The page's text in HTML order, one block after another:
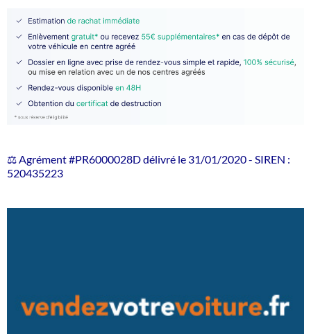
⚖️ Agrément #PR6000028D délivré le 31/01/2020 - SIREN :
520435223